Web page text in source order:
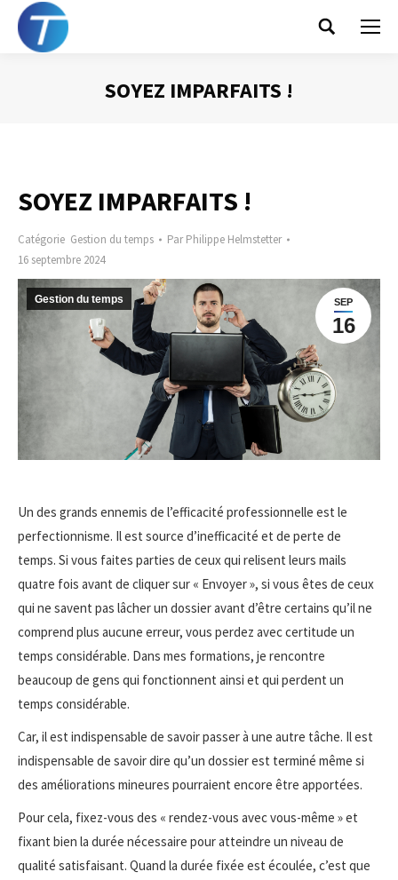
Search:
SOYEZ IMPARFAITS !
SOYEZ IMPARFAITS !
Catégorie Gestion du temps ParPhilippe Helmstetter
16 septembre 2024
SEP
16
Gestion du temps
Un des grands ennemis de l’efficacité professionnelle est le
perfectionnisme. Il est source d’inefficacité et de perte de
temps. Si vous faites parties de ceux qui relisent leurs mails
quatre fois avant de cliquer sur « Envoyer », si vous êtes de ceux
qui ne savent pas lâcher un dossier avant d’être certains qu’il ne
comprend plus aucune erreur, vous perdez avec certitude un
temps considérable. Dans mes formations, je rencontre
beaucoup de gens qui fonctionnent ainsi et qui perdent un
temps considérable.
Car, il est indispensable de savoir passer à une autre tâche. Il est
indispensable de savoir dire qu’un dossier est terminé même si
des améliorations mineures pourraient encore être apportées.
Pour cela, fixez-vous des « rendez-vous avec vous-même » et
fixant bien la durée nécessaire pour atteindre un niveau de
qualité satisfaisant. Quand la durée fixée est écoulée, c’est que